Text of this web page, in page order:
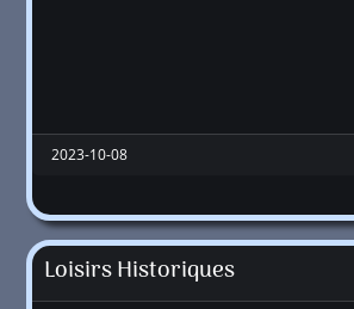
2023-10-08
Loisirs Historiques